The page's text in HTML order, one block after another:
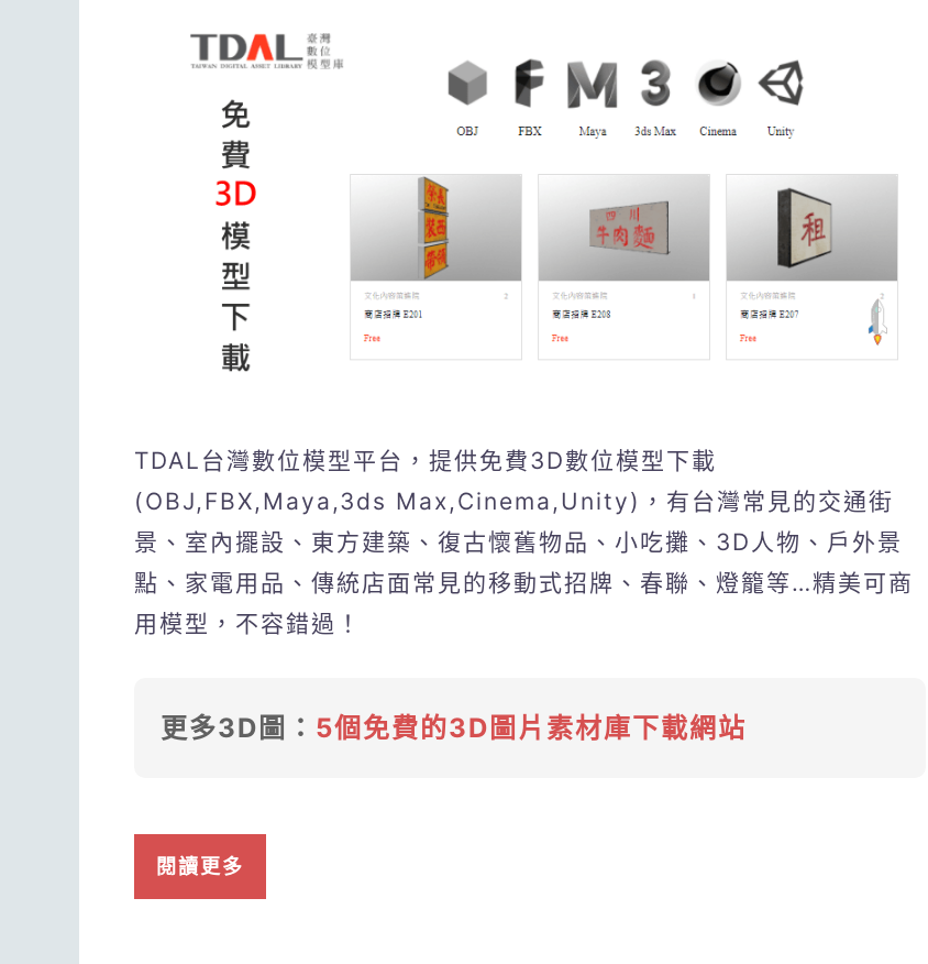
TDAL台灣數位模型平台，提供免費3D數位模型下載
(OBJ,FBX,Maya,3ds Max,Cinema,Unity)，有台灣常見的交通街
景、室內擺設、東方建築、復古懷舊物品、小吃攤、3D人物、戶外景
點、家電用品、傳統店面常見的移動式招牌、春聯、燈籠等…精美可商
用模型，不容錯過！
更多3D圖： 5個免費的3D圖片素材庫下載網站
閱讀更多